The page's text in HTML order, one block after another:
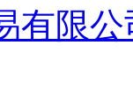
有限公